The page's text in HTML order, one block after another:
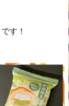
す！